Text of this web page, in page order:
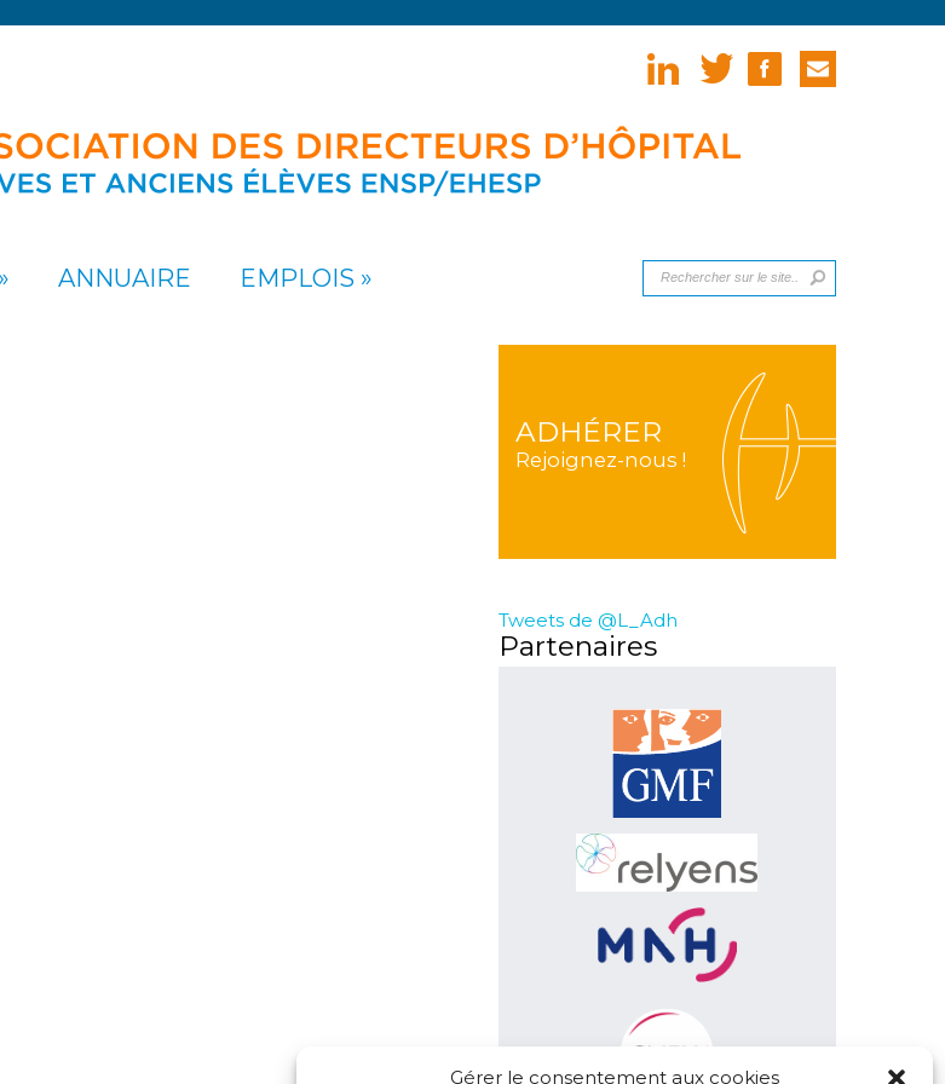
Gérer le consentement aux cookies
ANNUAIRE EMPLOIS
ADHÉRER
Rejoignez-nous !
Tweets de @L_Adh
Partenaires